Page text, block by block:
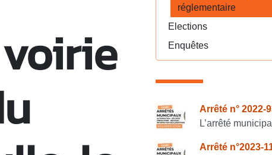
réglementaire
Elections
Enquêtes
Consulter
Arrêté n° 2022-
L’arrêté
Arrêté n°2023-